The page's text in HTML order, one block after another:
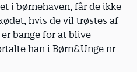
i børnehaven, får de ikke
hvis de vil trøstes af
bange for at blive
han i Børn&Unge nr.